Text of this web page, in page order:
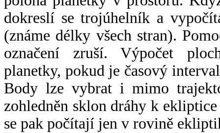
dokreslí se trojúhelník a
(známe délky všech stran).
označení zruší. Výpočet
planetky, pokud je časový
Body lze vybrat i mimo
zohledněn sklon dráhy k
se pak počítají jen v rovině